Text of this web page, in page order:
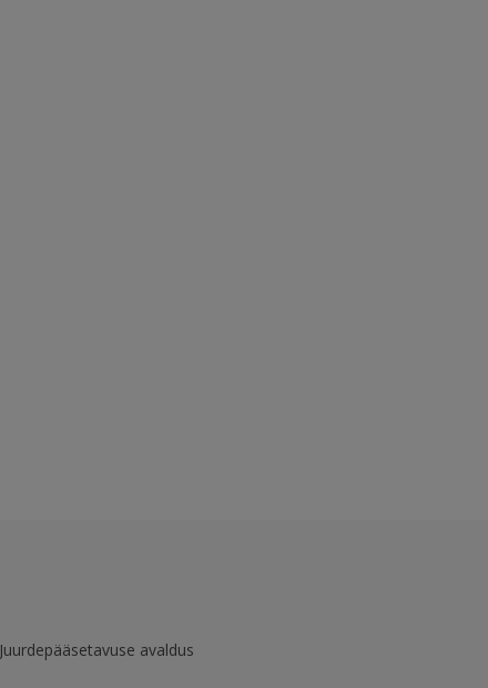
Juurdepääsetavuse avaldus